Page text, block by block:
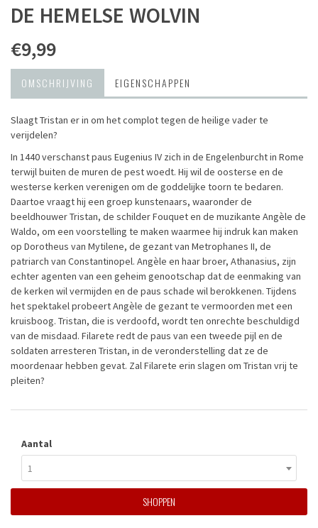
DE HEMELSE WOLVIN
€9,99
OMSCHRIJVING EIGENSCHAPPEN
Slaagt Tristan er in om het complot tegen de heilige vader te
verijdelen?
In 1440 verschanst paus Eugenius IV zich in de Engelenburcht in Rome
terwijl buiten de muren de pest woedt. Hij wil de oosterse en de
westerse kerken verenigen om de goddelijke toorn te bedaren.
Daartoe vraagt hij een groep kunstenaars, waaronder de
beeldhouwer Tristan, de schilder Fouquet en de muzikante Angèle de
Waldo, om een voorstelling te maken waarmee hij indruk kan maken
op Dorotheus van Mytilene, de gezant van Metrophanes II, de
patriarch van Constantinopel. Angèle en haar broer, Athanasius, zijn
echter agenten van een geheim genootschap dat de eenmaking van
de kerken wil vermijden en de paus schade wil berokkenen. Tijdens
het spektakel probeert Angèle de gezant te vermoorden met een
kruisboog. Tristan, die is verdoofd, wordt ten onrechte beschuldigd
van de misdaad. Filarete redt de paus van een tweede pijl en de
soldaten arresteren Tristan, in de veronderstelling dat ze de
moordenaar hebben gevat. Zal Filarete erin slagen om Tristan vrij te
pleiten?
Aantal
1
SHOPPEN